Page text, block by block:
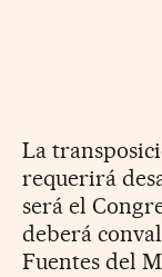
La
requerirá
será el
deberá
Fuentes del